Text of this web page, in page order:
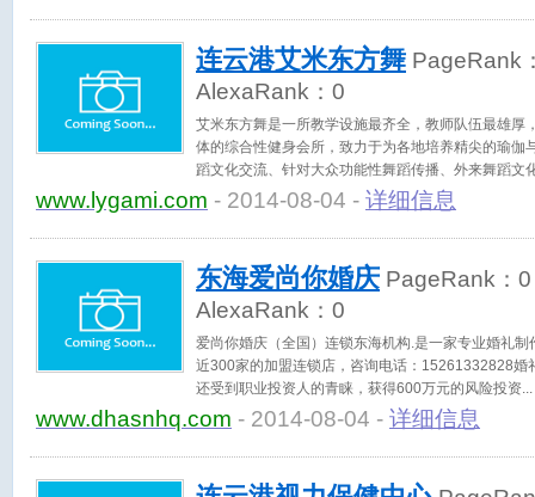
连云港艾米东方舞 PageRank
AlexaRank： 0
艾米东方舞是一所教学设施最齐全，教师队伍最雄厚
体的综合性健身会所，致力于为各地培养精尖的瑜伽
蹈文化交流、针对大众功能性舞蹈传播、外来舞蹈文
www.lygami.com - 2014-08-04 - 详细信息
东海爱尚你婚庆 PageRank： 0
AlexaRank： 0
爱尚你婚庆（全国）连锁东海机构.是一家专业婚礼
近300家的加盟连锁店，咨询电话：15261332828婚
还受到职业投资人的青睐，获得600万元的风险投资
www.dhasnhq.com - 2014-08-04 - 详细信息